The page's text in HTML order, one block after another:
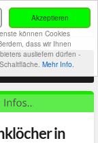
Akzeptieren
können Cookies
dass wir Ihnen
ausliefern dürfen -
Mehr Info.
in